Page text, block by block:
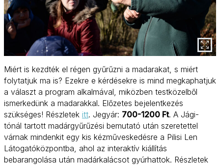
Miért is kezdték el régen gyűrűzni a madarakat, s miért
folytatjuk ma is? Ezekre e kérdésekre is mind megkaphatjuk
a választ a program alkalmával, miközben testközelből
ismerkedünk a madarakkal. Előzetes bejelentkezés
szükséges! Részletek itt. Jegyár: 700-1200 Ft. A Jági-
tónál tartott madárgyűrűzési bemutató után szeretettel
várnak mindenkit egy kis kézműveskedésre a Pilisi Len
Látogatóközpontba, ahol az interaktív kiállítás
bebarangolása után madárkalácsot gyúrhattok. Részletek